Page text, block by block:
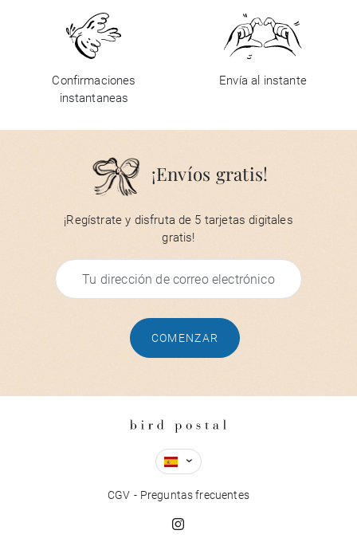
Confirmaciones
instantaneas
Envía al instante
¡Envíos gratis!
¡Regístrate y disfruta de 5 tarjetas digitales
gratis!
COMENZAR
CGV Preguntas frecuentes